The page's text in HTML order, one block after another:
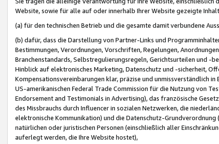
Website, sowie für alle auf oder innerhalb Ihrer Website gezeigte
(a) für den technischen Betrieb und die gesamte damit verbundene
(b) dafür, dass die Darstellung von Partner-Links und
Bestimmungen, Verordnungen, Vorschriften, Regelungen,
Branchenstandards, Selbstregulierungsregeln, Gerichtsurteilen und -
Hinblick auf elektronisches Marketing, Datenschutz und -sicherheit,
Kompensationsvereinbarungen klar, präzise und unmissverständlich
US-amerikanischen Federal Trade Commission für die Nutzung von
Endorsement and Testimonials in Advertising), das französische
des Missbrauchs durch Influencer in sozialen Netzwerken, die
elektronische Kommunikation) und die Datenschutz-
natürlichen oder juristischen Personen (einschließlich aller
auferlegt werden, die Ihre Website hostet),